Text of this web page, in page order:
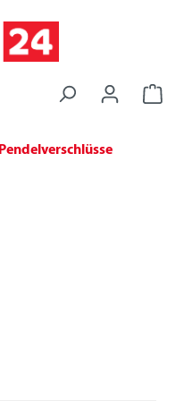
Pendelverschlüsse